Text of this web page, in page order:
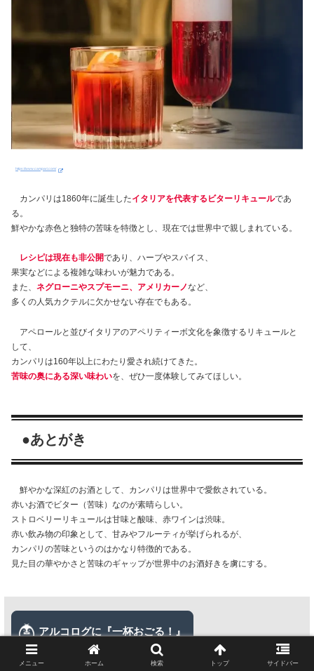
https://www.campari.com/
カンパリは1860年に誕生したイタリアを代表するビターリキュールであ
る。
鮮やかな赤色と独特の苦味を特徴とし、現在では世界中で親しまれている。
レシピは現在も非公開であり、ハーブやスパイス、
果実などによる複雑な味わいが魅力である。
また、 ネグローニやスプモーニ、アメリカーノなど、
多くの人気カクテルに欠かせない存在でもある。
アペロールと並びイタリアのアペリティーボ文化を象徴するリキュールと
して、
カンパリは160年以上にわたり愛され続けてきた。
苦味の奥にある深い味わいを、ぜひ一度体験してみてほしい。
●あとがき
鮮やかな深紅のお酒として、カンパリは世界中で愛飲されている。
赤いお酒でビター（苦味）なのが素晴らしい。
ストロベリーリキュールは甘味と酸味、赤ワインは渋味。
赤い飲み物の印象として、甘みやフルーティが挙げられるが、
カンパリの苦味というのはかなり特徴的である。
見た目の華やかさと苦味のギャップが世界中のお酒好きを虜にする。
メニュー ホーム 検索 トップ サイドバー